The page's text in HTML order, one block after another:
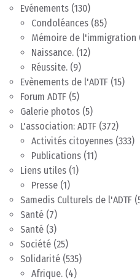
Evénements (130)
Condoléances (85)
Mémoire de l'immigration
Naissance. (12)
Réussite. (9)
Evènements de l'ADTF (15)
Forum ADTF (5)
Galerie photos (5)
L'association: ADTF (372)
Activités citoyennes (333)
Publications (11)
Liens utiles (1)
Presse (1)
Samedis Culturels de l'ADTF
Santé (7)
Santé (3)
Société (25)
Solidarité (535)
Afrique. (4)